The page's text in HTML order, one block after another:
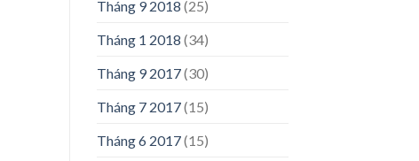
Tháng 9 2018 (25)
Tháng 1 2018 (34)
Tháng 9 2017(30)
Tháng 7 2017(15)
Tháng 6 2017(15)